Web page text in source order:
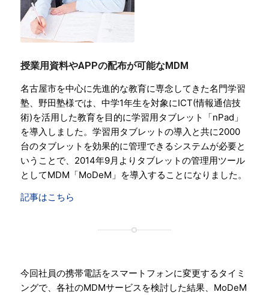
授業用資料やAPPの配布が可能なMDM
名古屋市を中心に先進的な教育に専念してきた名門学習
塾、野田塾様では、中学1年生を対象にICT(情報通信技
術)を活用した教育を目的に学習用タブレット「nPad」
を導入しました。学習用タブレットの導入と共に2000
台のタブレットを効果的に管理できるシステムが必要と
いうことで、2014年9月よりタブレットの管理用ツール
としてMDM「MoDeM」を導入することになりました。
記事はこちら
今回社員の携帯電話をスマートフォンに変更するタイミ
ングで、各社のMDMサービスを検討した結果、MoDeM